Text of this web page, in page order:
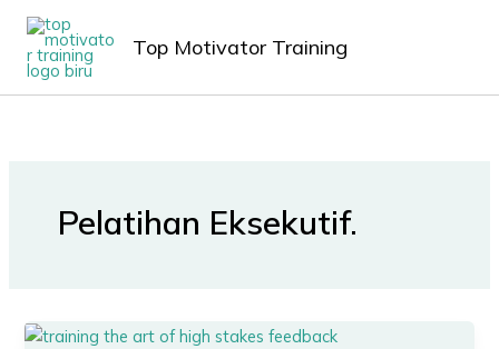
Lewati
konten
Top Motivator Training
Pelatihan Eksekutif.